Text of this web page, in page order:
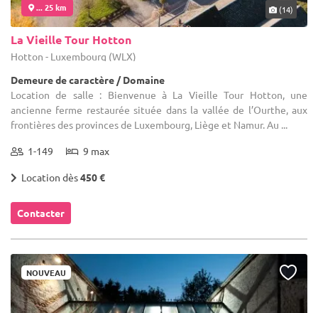
... 25 km (14)
La Vieille Tour Hotton
Hotton - Luxembourg (WLX)
Demeure de caractère / Domaine
Location de salle : Bienvenue à La Vieille Tour Hotton, une
ancienne ferme restaurée située dans la vallée de l’Ourthe, aux
frontières des provinces de Luxembourg, Liège et Namur. Au ...
1-149 9 max
Location dès450 €
Contacter
NOUVEAU